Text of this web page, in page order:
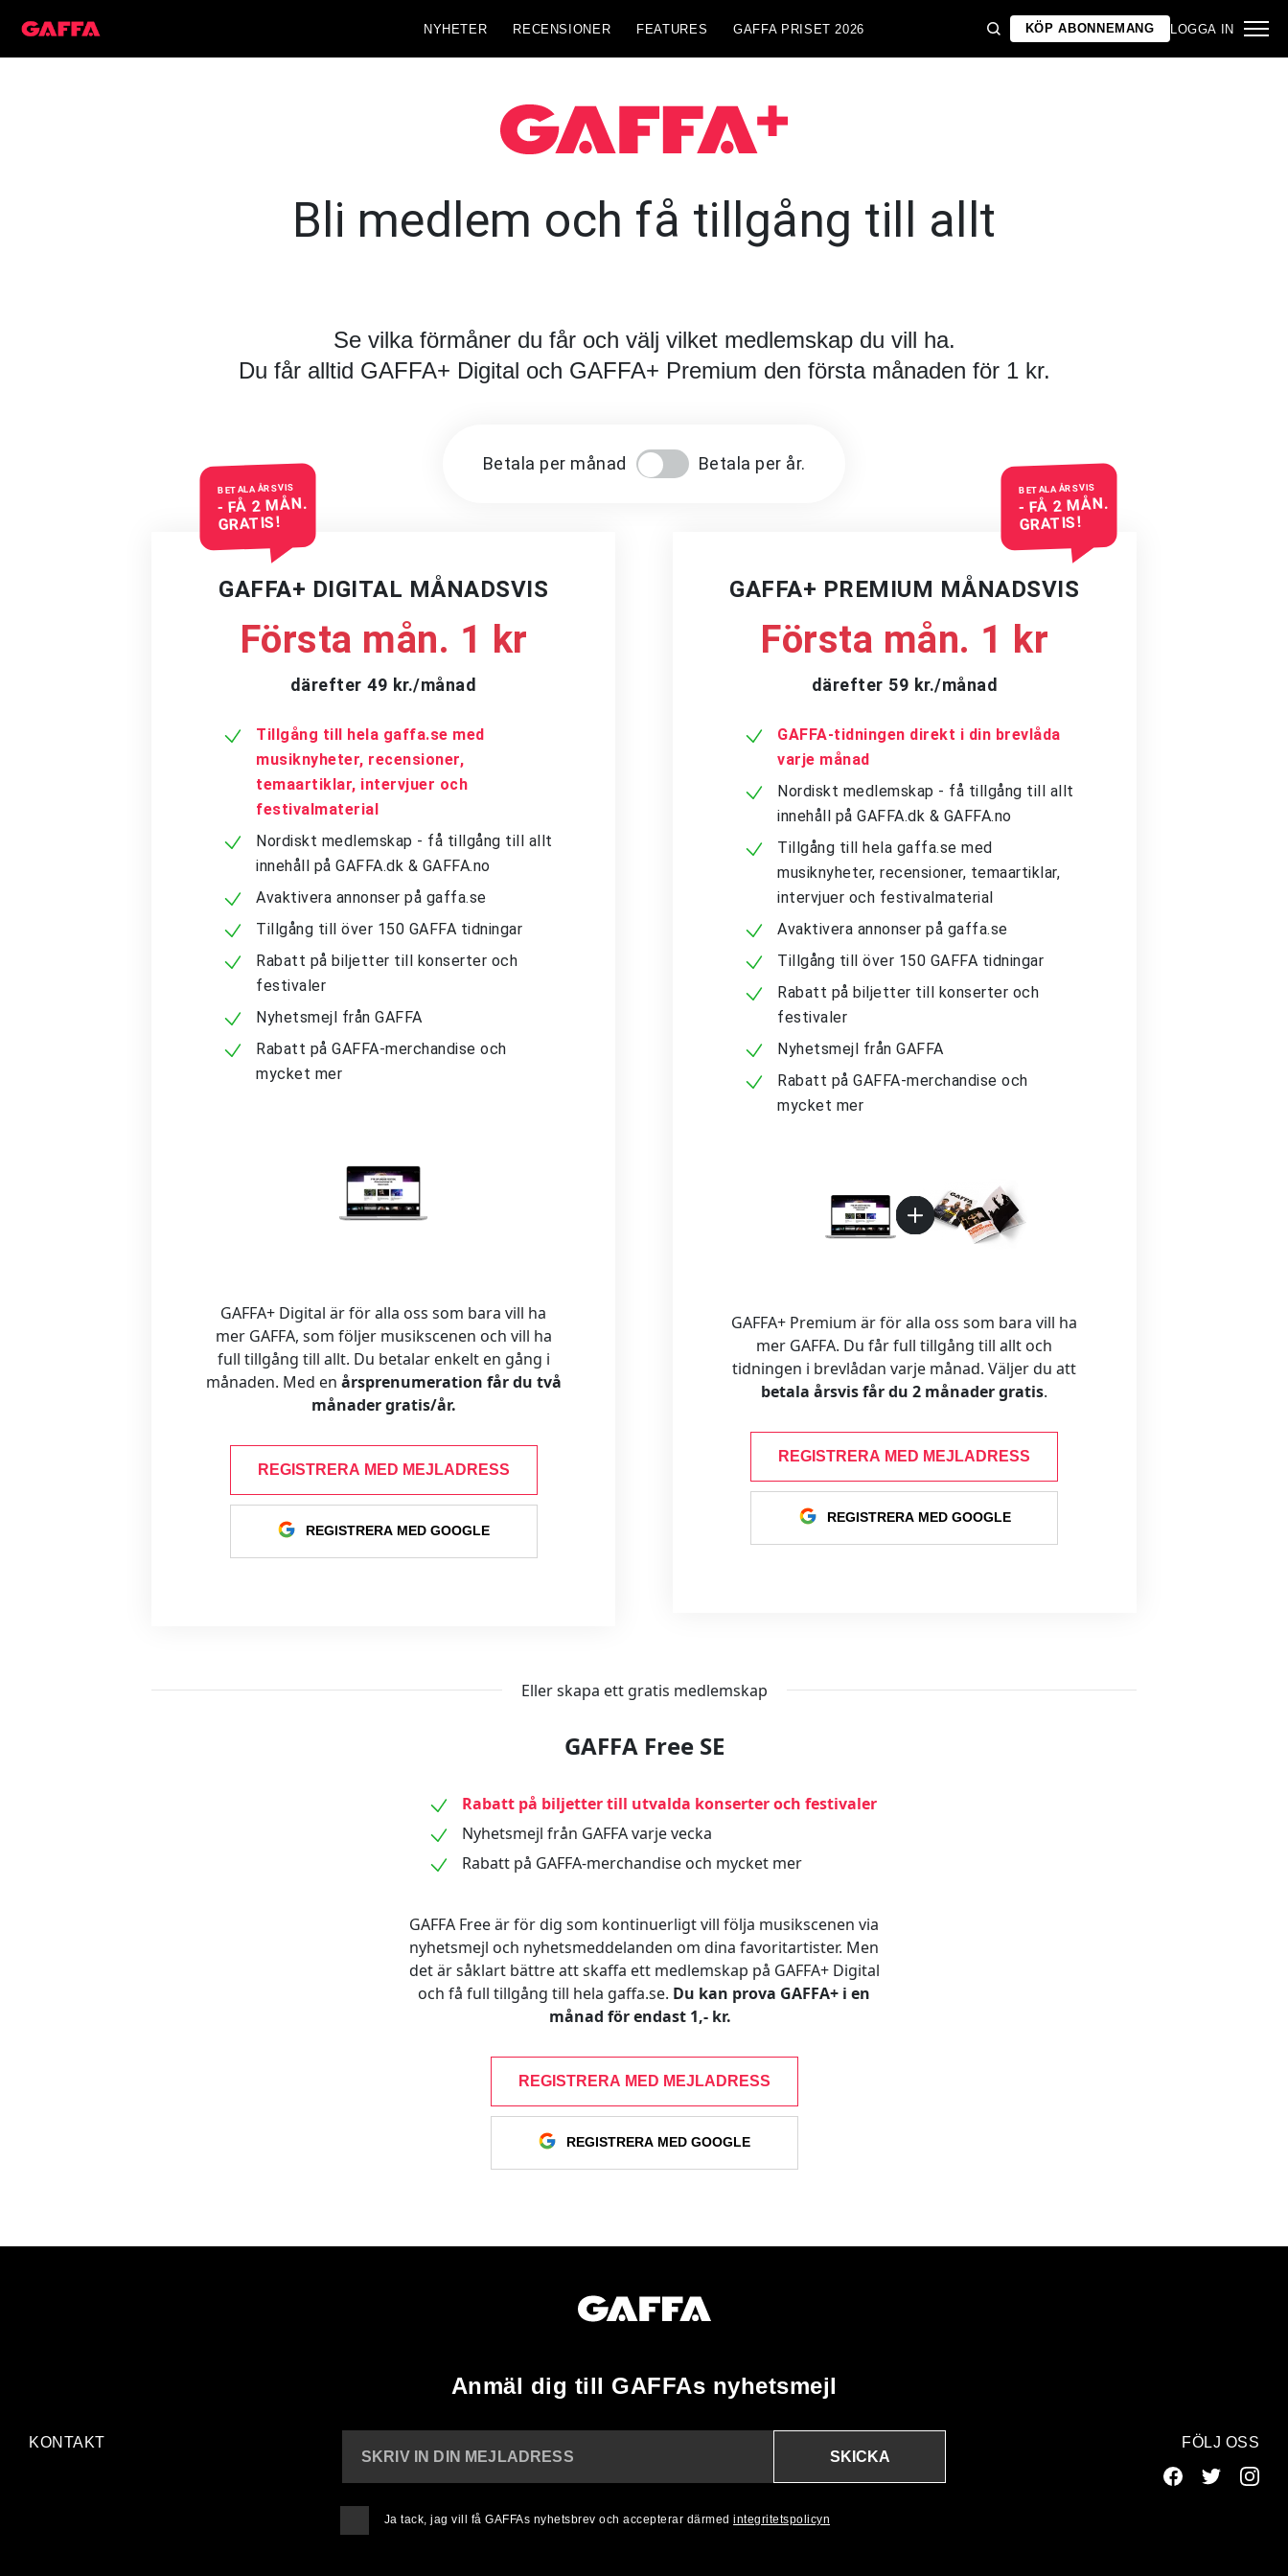
NYHETER RECENSIONER FEATURES GAFFA PRISET 2026 KÖP ABONNEMANG LOGGA IN
Bli medlem och få tillgång till allt
Se vilka förmåner du får och välj vilket medlemskap du vill ha.
Du får alltid GAFFA+ Digital och GAFFA+ Premium den första månaden för 1 kr.
Betala per månad Betala per år.
BETALA ÅRSVIS
- FÅ 2 MÅN.
GRATIS!
GAFFA+ DIGITAL MÅNADSVIS
Första mån. 1 kr
därefter 49 kr./månad
Tillgång till hela gaffa.se med
musiknyheter, recensioner,
temaartiklar, intervjuer och
festivalmaterial
Nordiskt medlemskap - få tillgång till allt
innehåll på GAFFA.dk & GAFFA.no
Avaktivera annonser på gaffa.se
Tillgång till över 150 GAFFA tidningar
Rabatt på biljetter till konserter och
festivaler
Nyhetsmejl från GAFFA
Rabatt på GAFFA-merchandise och
mycket mer
GAFFA+ Digital är för alla oss som bara vill ha
mer GAFFA, som följer musikscenen och vill ha
full tillgång till allt. Du betalar enkelt en gång i
månaden. Med en årsprenumeration får du två
månader gratis/år.
REGISTRERA MED MEJLADRESS
REGISTRERA MED GOOGLE
BETALA ÅRSVIS
- FÅ 2 MÅN.
GRATIS!
GAFFA+ PREMIUM MÅNADSVIS
Första mån. 1 kr
därefter 59 kr./månad
GAFFA-tidningen direkt i din brevlåda
varje månad
Nordiskt medlemskap - få tillgång till allt
innehåll på GAFFA.dk & GAFFA.no
Tillgång till hela gaffa.se med
musiknyheter, recensioner, temaartiklar,
intervjuer och festivalmaterial
Avaktivera annonser på gaffa.se
Tillgång till över 150 GAFFA tidningar
Rabatt på biljetter till konserter och
festivaler
Nyhetsmejl från GAFFA
Rabatt på GAFFA-merchandise och
mycket mer
GAFFA+ Premium är för alla oss som bara vill ha
mer GAFFA. Du får full tillgång till allt och
tidningen i brevlådan varje månad. Väljer du att
betala årsvis får du 2 månader gratis.
REGISTRERA MED MEJLADRESS
REGISTRERA MED GOOGLE
Eller skapa ett gratis medlemskap
GAFFA Free SE
Rabatt på biljetter till utvalda konserter och festivaler
Nyhetsmejl från GAFFA varje vecka
Rabatt på GAFFA-merchandise och mycket mer
GAFFA Free är för dig som kontinuerligt vill följa musikscenen via
nyhetsmejl och nyhetsmeddelanden om dina favoritartister. Men
det är såklart bättre att skaffa ett medlemskap på GAFFA+ Digital
och få full tillgång till hela gaffa.se. Du kan prova GAFFA+ i en
månad för endast 1,- kr.
REGISTRERA MED MEJLADRESS
REGISTRERA MED GOOGLE
Anmäl dig till GAFFAs nyhetsmejl
KONTAKT
SKRIV IN DIN MEJLADRESS
SKICKA
Ja tack, jag vill få GAFFAs nyhetsbrev och accepterar därmed integritetspolicyn
FÖLJ OSS